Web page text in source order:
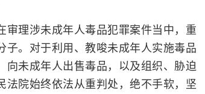
理涉未成年人毒品犯罪案件当中，重
子。对于利用、教唆未成年人实施毒品
未成年人出售毒品，以及组织、胁迫
院始终依法从重判处，绝不手软，坚